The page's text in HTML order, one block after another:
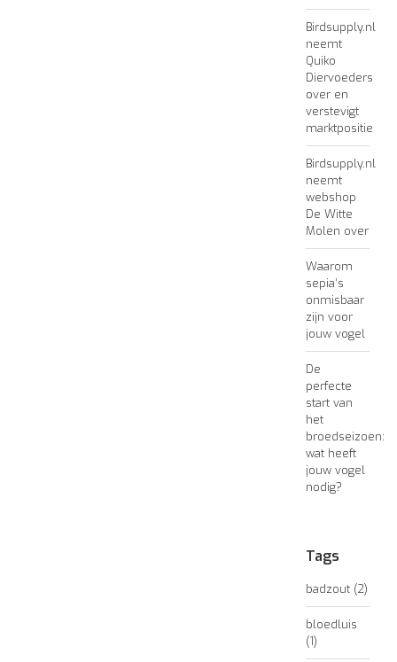
Birdsupply.nl
neemt
Quiko
Diervoeders
over en
verstevigt
marktpositie
Birdsupply.nl
neemt
webshop
De Witte
Molen over
Waarom
sepia’s
onmisbaar
zijn voor
jouw vogel
De
perfecte
start van
het
broedseizoen:
wat heeft
jouw vogel
nodig?
Tags
badzout (2)
bloedluis
(1)